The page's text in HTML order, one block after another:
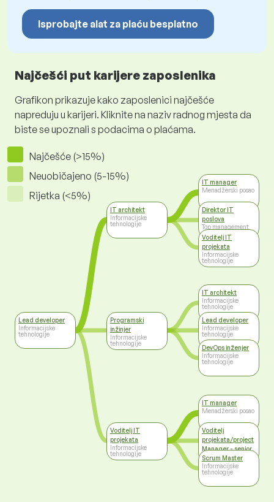
Isprobajte alat za plaću besplatno
Najčešći put karijere zaposlenika
Grafikon prikazuje kako zaposlenici najčešće
napreduju u karijeri. Kliknite na naziv radnog mjesta da
biste se upoznali s podacima o plaćama.
Najčešće (>15%)
Neuobičajeno (5-15%)
Rijetka (<5%)
Lead developer
Informacijske
tehnologije
IT architekt
Informacijske
tehnologije
Programski
inžinjer
Informacijske
tehnologije
Voditelj IT
projekata
Informacijske
tehnologije
IT manager
Menadžerski posao
Direktor IT
poslova
Top management
Voditelj IT
projekata
Informacijske
tehnologije
IT architekt
Informacijske
tehnologije
Lead developer
Informacijske
tehnologije
DevOps inženjer
Informacijske
tehnologije
IT manager
Menadžerski posao
Voditelj
projekata/project
Manager - senior
Menadžerski posao
Scrum Master
Informacijske
tehnologije